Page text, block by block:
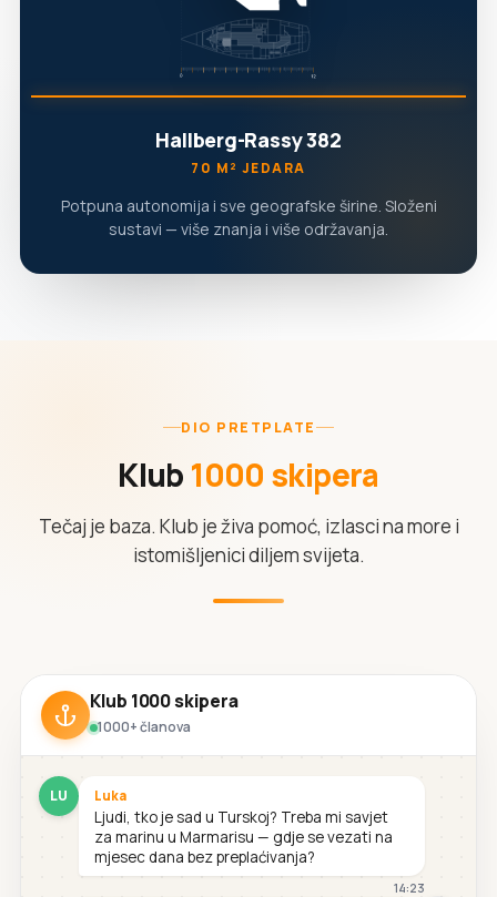
Hallberg-Rassy 382
70 M² JEDARA
Potpuna autonomija i sve geografske širine. Složeni
sustavi — više znanja i više održavanja.
DIO PRETPLATE
Klub 1000 skipera
Tečaj je baza. Klub je živa pomoć, izlasci na more i
istomišljenici diljem svijeta.
Klub 1000 skipera
1000+ članova
LU Luka
Ljudi, tko je sad u Turskoj? Treba mi savjet
za marinu u Marmarisu — gdje se vezati na
mjesec dana bez preplaćivanja?
14:23